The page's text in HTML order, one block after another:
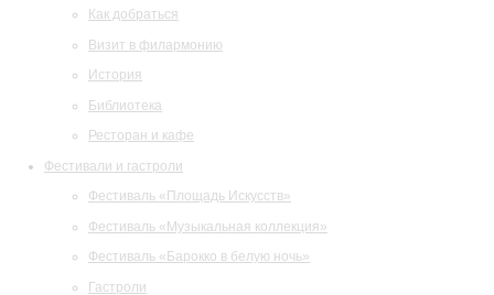
Как добраться
Визит в филармонию
История
Библиотека
Ресторан и кафе
Фестивали и гастроли
Фестиваль «Площадь Искусств»
Фестиваль «Музыкальная коллекция»
Фестиваль «Барокко в белую ночь»
Гастроли